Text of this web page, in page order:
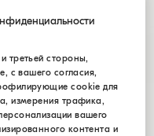
третьей стороны,
с вашего согласия,
cookie для
измерения трафика,
вашего
контента и